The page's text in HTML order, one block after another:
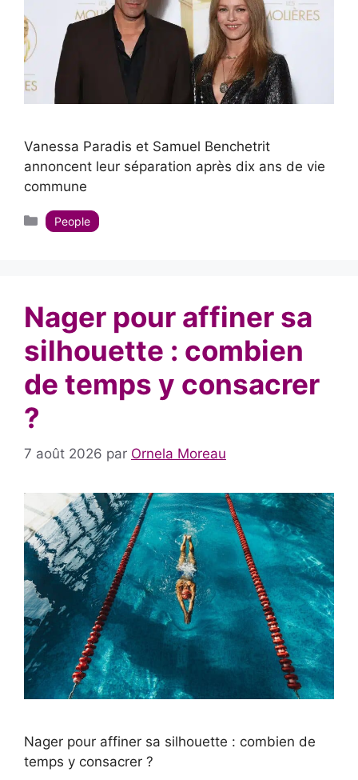
Vanessa Paradis et Samuel Benchetrit
annoncent leur séparation après dix ans de vie
commune
Catégories
People
Nager pour affiner sa
silhouette : combien
de temps y consacrer
?
7 août 2026 par Ornela Moreau
Nager pour affiner sa silhouette : combien de
temps y consacrer ?